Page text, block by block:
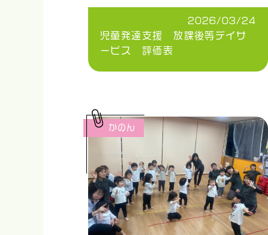
2026/03/24
児童発達支援 放課後等デイサ
ービス 評価表
かのん